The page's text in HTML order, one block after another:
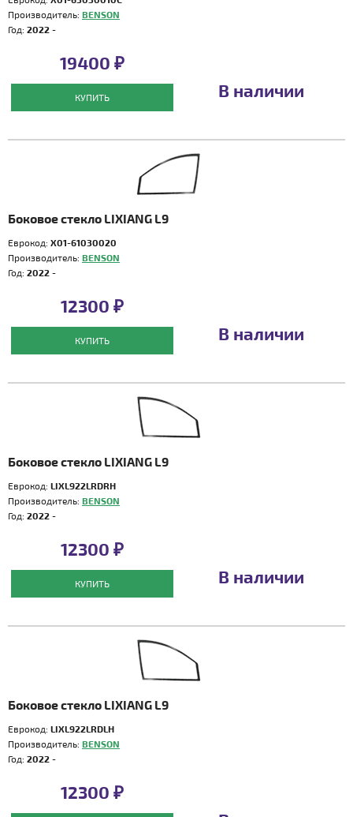
Производитель: BENSON
Год: 2022 -
19400 ₽
КУПИТЬ В наличии
Боковое стекло LIXIANG L9
Еврокод: X01-61030020
Производитель: BENSON
Год: 2022 -
12300 ₽
КУПИТЬ В наличии
Боковое стекло LIXIANG L9
Еврокод: LIXL922LRDRH
Производитель: BENSON
Год: 2022 -
12300 ₽
КУПИТЬ В наличии
Боковое стекло LIXIANG L9
Еврокод: LIXL922LRDLH
Производитель: BENSON
Год: 2022 -
12300 ₽